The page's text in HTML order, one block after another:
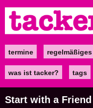
zum
Inhalt
Maintermine regelmäßiges
was ist tacker? tags
Start with a